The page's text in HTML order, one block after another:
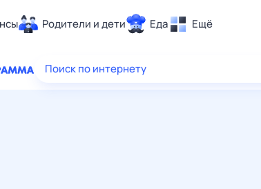
Родители и дети Еда Ещё
Здоровье
Поиск по интернету